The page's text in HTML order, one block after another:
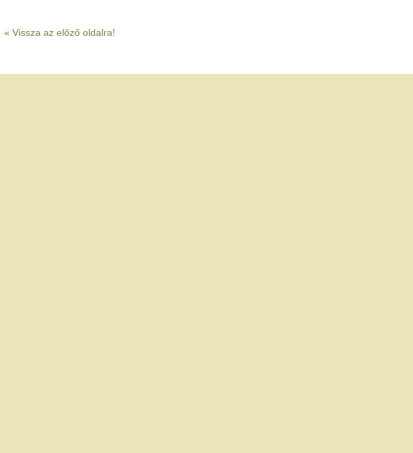
« Vissza az előző oldalra!